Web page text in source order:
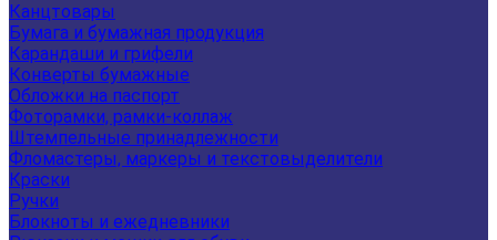
Канцтовары
Бумага и бумажная продукция
Карандаши и грифели
Конверты бумажные
Обложки на паспорт
Фоторамки, рамки-коллаж
Штемпельные принадлежности
Фломастеры, маркеры и текстовыделители
Краски
Ручки
Блокноты и ежедневники